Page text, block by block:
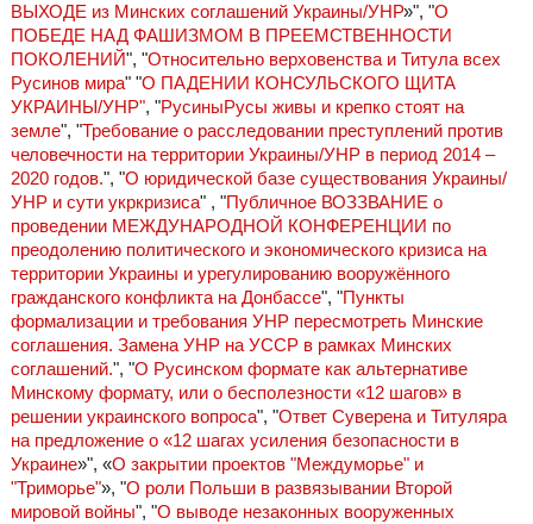
ВЫХОДЕ из Минских соглашений Украины/УНР»", "О
ПОБЕДЕ НАД ФАШИЗМОМ В ПРЕЕМСТВЕННОСТИ
ПОКОЛЕНИЙ", "Относительно верховенства и Титула всех
Русинов мира" "О ПАДЕНИИ КОНСУЛЬСКОГО ЩИТА
УКРАИНЫ/УНР", "РусиныРусы живы и крепко стоят на
земле", "Требование о расследовании преступлений против
человечности на территории Украины/УНР в период 2014 –
2020 годов.", "О юридической базе существования Украины/
УНР и сути укркризиса" , "Публичное ВОЗЗВАНИЕ о
проведении МЕЖДУНАРОДНОЙ КОНФЕРЕНЦИИ по
преодолению политического и экономического кризиса на
территории Украины и урегулированию вооружённого
гражданского конфликта на Донбассе", "Пункты
формализации и требования УНР пересмотреть Минские
соглашения. Замена УНР на УССР в рамках Минских
соглашений.", "О Русинском формате как альтернативе
Минскому формату, или о бесполезности «12 шагов» в
решении украинского вопроса", "Ответ Суверена и Титуляра
на предложение о «12 шагах усиления безопасности в
Украине»", «О закрытии проектов "Междуморье" и
"Триморье"», "О роли Польши в развязывании Второй
мировой войны", "О выводе незаконных вооруженных